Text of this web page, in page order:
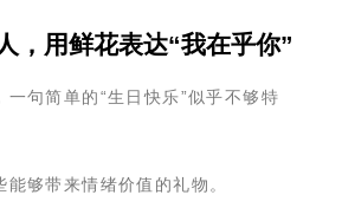
，用鲜花表达“我在乎你”
句简单的“生日快乐”似乎不够特
够带来情绪价值的礼物。